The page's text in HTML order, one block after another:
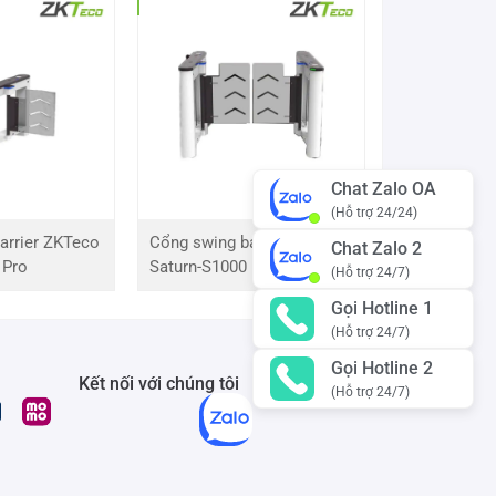
ZKTeco
Cổng swing barrier ZKTeco
Saturn-S1000 Pro
Kết nối với chúng tôi
Chat Zalo OA
(Hỗ trợ 24/24)
Chat Zalo 2
(Hỗ trợ 24/7)
Gọi Hotline 1
(Hỗ trợ 24/7)
Gọi Hotline 2
(Hỗ trợ 24/7)